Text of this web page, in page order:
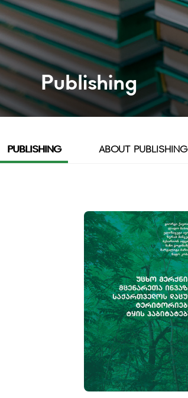
Publishing
PUBLISHING ABOUT PUBLISHING